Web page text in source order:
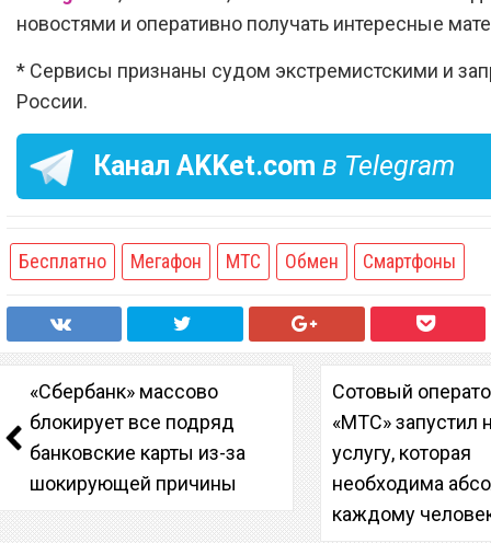
новостями и оперативно получать интересные
* Сервисы признаны судом экстремистскими и
России.
Канал AKKet.com в Telegram
Бесплатно Мегафон МТС Обмен Смартфоны
«Сбербанк» массово
блокирует все подряд
банковские карты из-за
шокирующей причины
Сотовый
«МТС» запустил
услугу, которая
необходима
каждому